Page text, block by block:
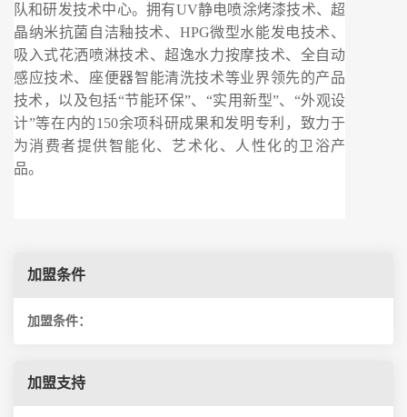
队和研发技术中心。拥有UV静电喷涂烤漆技术、超
晶纳米抗菌自洁釉技术、HPG微型水能发电技术、
吸入式花洒喷淋技术、超逸水力按摩技术、全自动
感应技术、座便器智能清洗技术等业界领先的产品
技术，以及包括“节能环保”、“实用新型”、“外观设
计”等在内的150余项科研成果和发明专利，致力于
为消费者提供智能化、艺术化、人性化的卫浴产
品。
加盟条件
加盟条件：
加盟支持